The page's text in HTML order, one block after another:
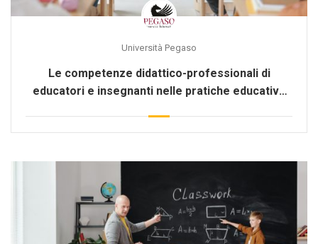
Università Pegaso
Le competenze didattico-professionali di
educatori e insegnanti nelle pratiche educative